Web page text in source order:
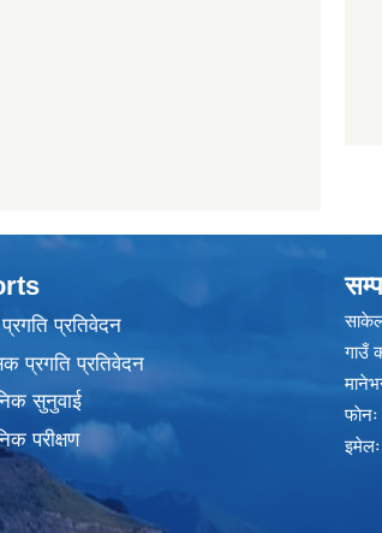
प्रगति प्रतिवेदन
प्रगति प्रतिवेदन
सुनुवाई
परीक्षण
गाउँ
इमेलः